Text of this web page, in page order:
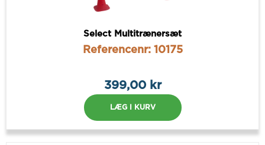
Select Multitrænersæt
Referencenr: 10175
399,00 kr
LÆG I KURV